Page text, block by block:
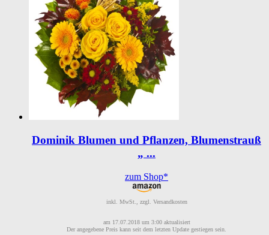
Dominik Blumen und Pflanzen, Blumenstrauß
„ ...
zum Shop*
inkl. MwSt., zzgl. Versandkosten
am 17.07.2018 um 3:00 aktualisiert
Der angegebene Preis kann seit dem letzten Update gestiegen sein.